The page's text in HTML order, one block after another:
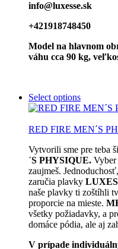
info@luxesse.sk
+421918748450
Model na hlavnom
váhu cca 90 kg,
Select options
RED FIRE MEN´S
Vytvorili sme pre teba
´S PHYSIQUE.
zaujmeš.
zaručia plavky
naše plavky ti zoštíhli
proporcie na mieste.
všetky požiadavky, a
domáce pódia, ale aj
V prípade